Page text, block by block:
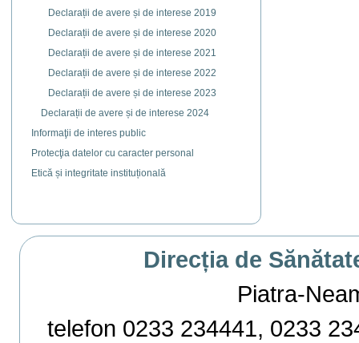
Declarații de avere și de interese 2019
Declarații de avere și de interese 2020
Declarații de avere și de interese 2021
Declarații de avere și de interese 2022
Declarații de avere și de interese 2023
Declarații de avere și de interese 2024
Informaţii de interes public
Protecţia datelor cu caracter personal
Etică și integritate instituțională
Direcția de
Piatra-
telefon 0233 234441, 0233